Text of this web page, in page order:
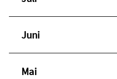
Juni
Mai